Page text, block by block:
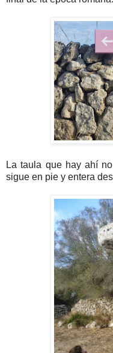
La taula que hay ahí
sigue en pie y entera